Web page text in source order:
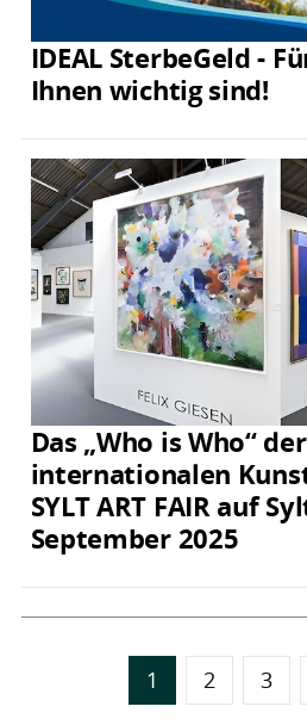
IDEAL SterbeGeld -
Ihnen wichtig sind!
Das „Who is Who“ der
internationalen
SYLT ART FAIR auf
September 2025
1 2 3